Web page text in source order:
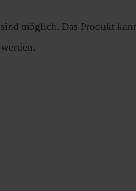
möglich. Das Produkt